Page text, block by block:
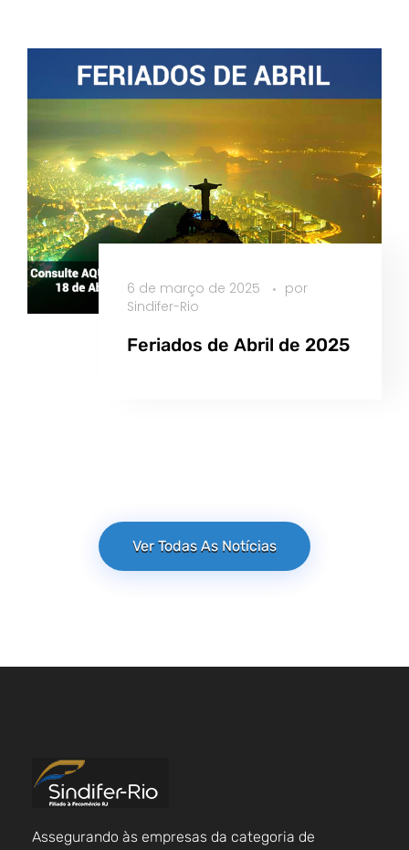
6 de março de 2025
por
Sindifer-Rio
Feriados de Abril de 2025
Ver Todas As Notícias
Assegurando às empresas da categoria de